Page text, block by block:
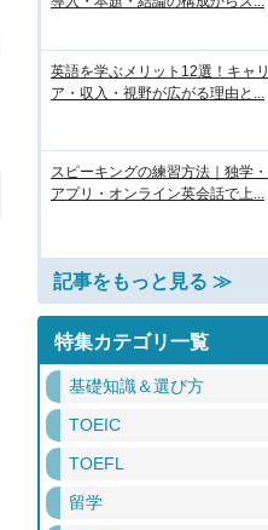
英語を学ぶメリット12選！キャリ
ア・収入・視野が広がる理由と...
スピーキングの練習方法｜独学・
アプリ・オンライン英会話で上...
記事をもっと見る ≫
特集カテゴリ一覧
基礎知識＆選び方
TOEIC
TOEFL
留学